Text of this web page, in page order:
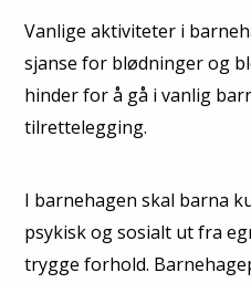
Vanlige aktiviteter i
sjanse for blødninger og
hinder for å gå i vanlig
tilrettelegging.
I barnehagen skal barna
psykisk og sosialt ut fra
trygge forhold.